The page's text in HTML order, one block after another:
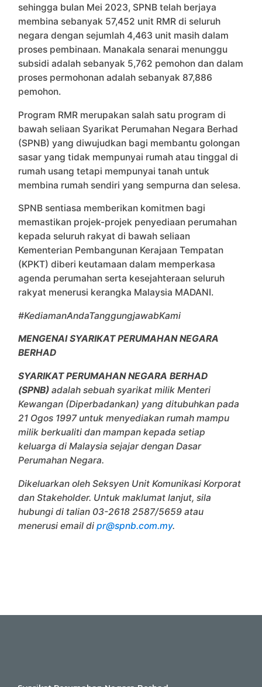
sehingga bulan Mei 2023, SPNB telah berjaya
membina sebanyak 57,452 unit RMR di seluruh
negara dengan sejumlah 4,463 unit masih dalam
proses pembinaan. Manakala senarai menunggu
subsidi adalah sebanyak 5,762 pemohon dan dalam
proses permohonan adalah sebanyak 87,886
pemohon.
Program RMR merupakan salah satu program di
bawah seliaan Syarikat Perumahan Negara Berhad
(SPNB) yang diwujudkan bagi membantu golongan
sasar yang tidak mempunyai rumah atau tinggal di
rumah usang tetapi mempunyai tanah untuk
membina rumah sendiri yang sempurna dan selesa.
SPNB sentiasa memberikan komitmen bagi
memastikan projek-projek penyediaan perumahan
kepada seluruh rakyat di bawah seliaan
Kementerian Pembangunan Kerajaan Tempatan
(KPKT) diberi keutamaan dalam memperkasa
agenda perumahan serta kesejahteraan seluruh
rakyat menerusi kerangka Malaysia MADANI.
#KediamanAndaTanggungjawabKami
MENGENAI SYARIKAT PERUMAHAN NEGARA
BERHAD
SYARIKAT PERUMAHAN NEGARA BERHAD
(SPNB) adalah sebuah syarikat milik Menteri
Kewangan (Diperbadankan) yang ditubuhkan pada
21 Ogos 1997 untuk menyediakan rumah mampu
milik berkualiti dan mampan kepada setiap
keluarga di Malaysia sejajar dengan Dasar
Perumahan Negara.
Dikeluarkan oleh Seksyen Unit Komunikasi Korporat
dan Stakeholder. Untuk maklumat lanjut, sila
hubungi di talian 03-2618 2587/5659 atau
menerusi email dipr@spnb.com.my.